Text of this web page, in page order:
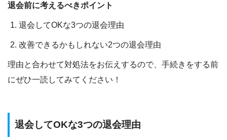
退会前に考えるべきポイント
退会してOKな3つの退会理由
改善できるかもしれない2つの退会理由
理由と合わせて対処法をお伝えするので、手続きをする前
にぜひ一読してみてください！
退会してOKな3つの退会理由